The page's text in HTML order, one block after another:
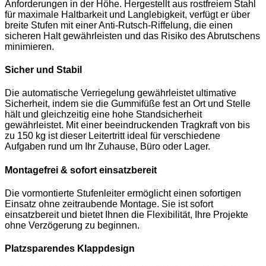
Anforderungen in der Höhe. Hergestellt aus rostfreiem Stahl
für maximale Haltbarkeit und Langlebigkeit, verfügt er über
breite Stufen mit einer Anti-Rutsch-Riffelung, die einen
sicheren Halt gewährleisten und das Risiko des Abrutschens
minimieren.
Sicher und Stabil
Die automatische Verriegelung gewährleistet ultimative
Sicherheit, indem sie die Gummifüße fest an Ort und Stelle
hält und gleichzeitig eine hohe Standsicherheit
gewährleistet. Mit einer beeindruckenden Tragkraft von bis
zu 150 kg ist dieser Leitertritt ideal für verschiedene
Aufgaben rund um Ihr Zuhause, Büro oder Lager.
Montagefrei & sofort einsatzbereit
Die vormontierte Stufenleiter ermöglicht einen sofortigen
Einsatz ohne zeitraubende Montage. Sie ist sofort
einsatzbereit und bietet Ihnen die Flexibilität, Ihre Projekte
ohne Verzögerung zu beginnen.
Platzsparendes Klappdesign